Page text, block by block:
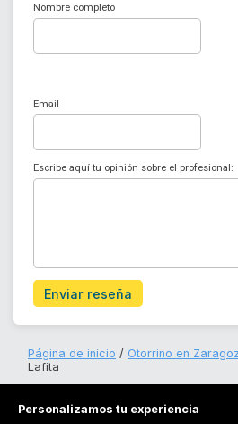
Nombre completo
Email
Escribe aquí tu opinión sobre el profesional:
Enviar reseña
Página de inicio Otorrino en
Lafita
Personalizamos tu experiencia